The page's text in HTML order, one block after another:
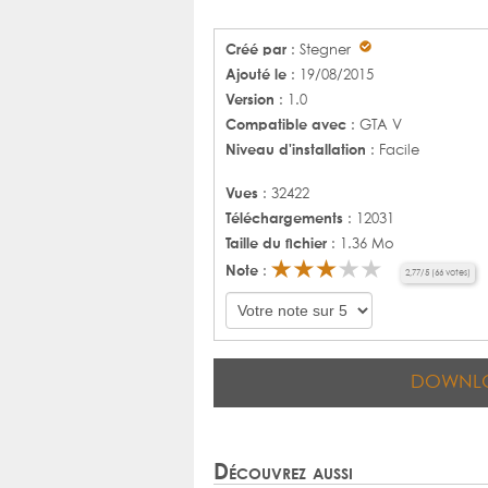
Créé par : Stegner
Ajouté le : 19/08/2015
Version : 1.0
Compatible avec : GTA V
Niveau d'installation : Facile
Vues : 32422
Téléchargements : 12031
Taille du fichier : 1.36 Mo
Note : 2,77/5 66 votes)
Découvrez aussi